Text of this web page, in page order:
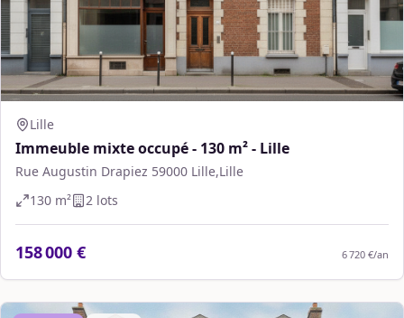
Lille
Immeuble mixte occupé - 130 m² - Lille
Rue Augustin Drapiez 59000 Lille,Lille
130 m² 2 lots
158 000 € 6 720 €/an